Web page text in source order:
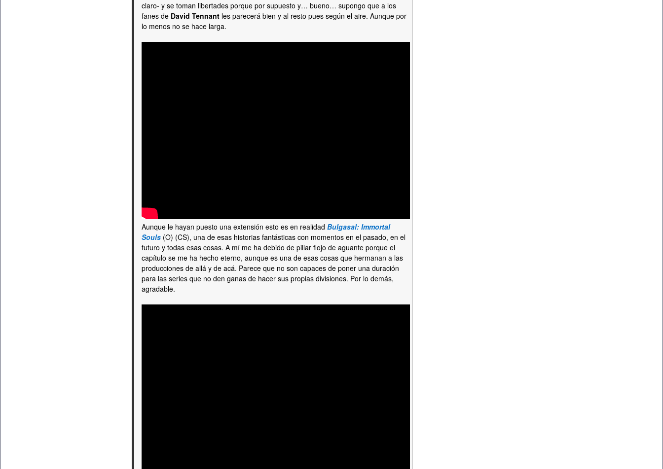
claro- y se toman libertades porque por supuesto y… bueno… supongo que a los
fanes de David Tennant les parecerá bien y al resto pues según el aire. Aunque por
lo menos no se hace larga.
Aunque le hayan puesto una extensión esto es en realidad Bulgasal: Immortal
Souls (O) (CS), una de esas historias fantásticas con momentos en el pasado, en el
futuro y todas esas cosas. A mí me ha debido de pillar flojo de aguante porque el
capítulo se me ha hecho eterno, aunque es una de esas cosas que hermanan a las
producciones de allá y de acá. Parece que no son capaces de poner una duración
para las series que no den ganas de hacer sus propias divisiones. Por lo demás,
agradable.